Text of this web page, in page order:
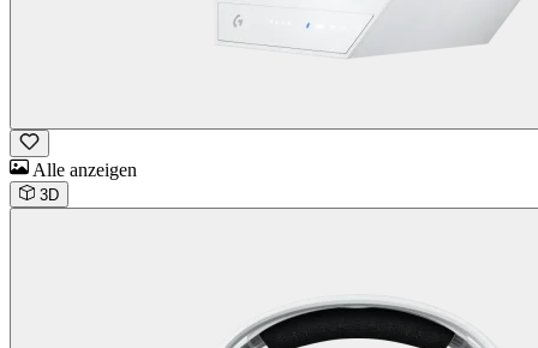
Alle anzeigen
3D